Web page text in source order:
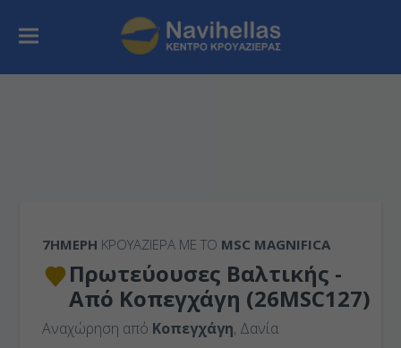
7ΉΜΕΡΗ ΚΡΟΥΑΖΙΕΡΑ ΜΕ ΤΟ MSC MAGNIFICA
Πρωτεύουσες Βαλτικής -
Από Κοπεγχάγη (26MSC127)
Αναχώρηση από Κοπεγχάγη, Δανία